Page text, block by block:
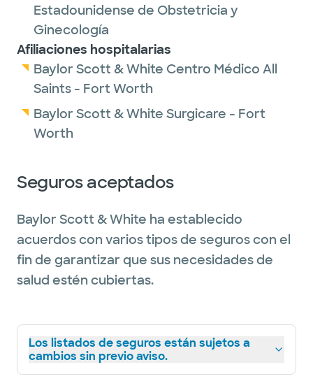
Estadounidense de Obstetricia y
Ginecología
Afiliaciones hospitalarias
Baylor Scott & White Centro Médico All
Saints - Fort Worth
Baylor Scott & White Surgicare - Fort
Worth
Seguros aceptados
Baylor Scott & White ha establecido
acuerdos con varios tipos de seguros con el
fin de garantizar que sus necesidades de
salud estén cubiertas.
Los listados de seguros están sujetos a
cambios sin previo aviso.